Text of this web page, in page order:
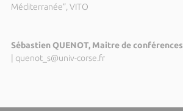
Méditerranée”, VITO
Sébastien QUENOT, Maitre de conférences
quenot_s@univ-corse.fr